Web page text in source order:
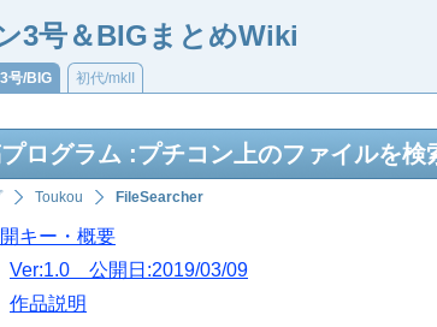
3号＆BIGまとめWiki
3号/BIG 初代/mkII
ログラム :プチコン上のファイルを検
Toukou FileSearcher
キー・概要
Ver:1.0 公開日:2019/03/09
作品説明